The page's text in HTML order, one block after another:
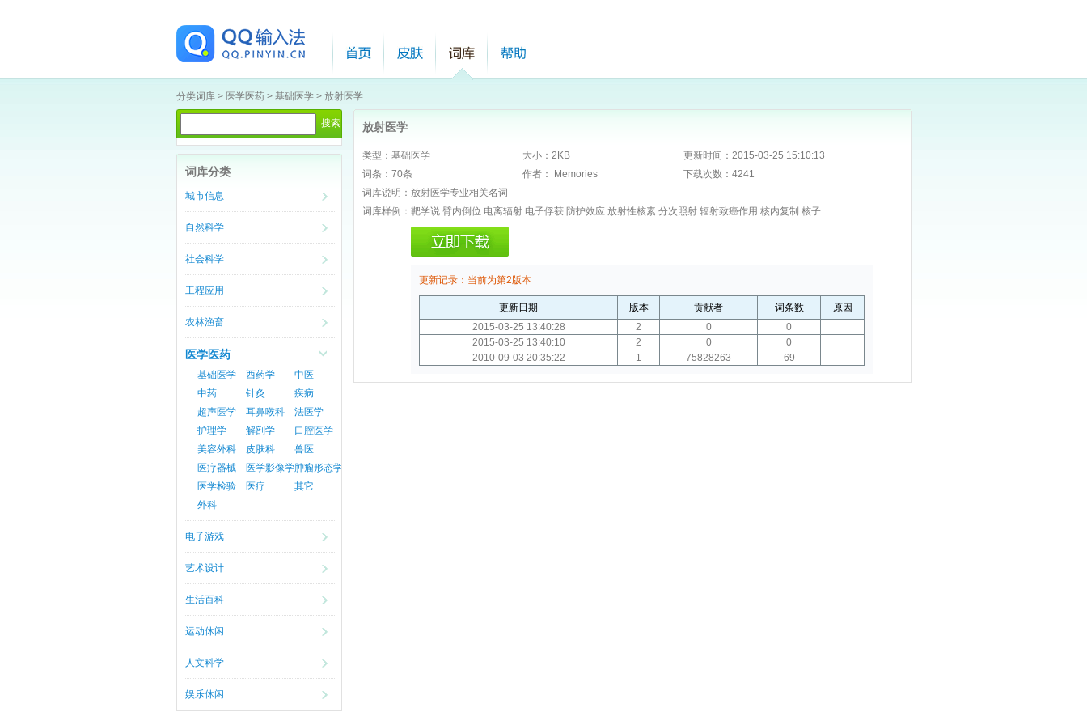
分类词库 > 医学医药 > 基础医学 > 放射医学
词库分类
城市信息
自然科学
社会科学
工程应用
农林渔畜
医学医药
基础医学 西药学
中医
中药
针灸
疾病
超声医学
耳鼻喉科
法医学
护理学
解剖学
口腔医学
美容外科
皮肤科
兽医
医疗器械
医学影像学肿瘤形态学
医学检验
医疗
其它
外科
电子游戏
艺术设计
生活百科
运动休闲
人文科学
娱乐休闲
放射医学
类型： 基础医学 大小：2 KB 更新时间： 2015-03-25 15:10:13
词条： 70条 作者： Memories 下载次数： 4241
词库说明： 放射医学专业相关名词
词库样例： 靶学说 臂内倒位 电离辐射 电子俘获 防护效应 放射性核素 分次照射 辐射致癌作用 核内复制 核子
更新记录： 当前为第2版本
更新日期 版本 贡献者 词条数
原因
2015-03-25 13:40:28
2 0
0
2015-03-25 13:40:10
2 0
0
2010-09-03 20:35:22
1 75828263 69